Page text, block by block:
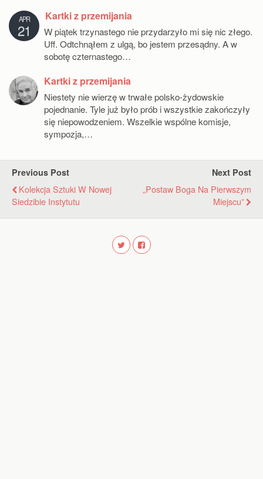
APR
21
Kartki z przemijania
W piątek trzynastego nie przydarzyło mi się nic złego.
Uff. Odtchnąłem z ulgą, bo jestem przesądny. A w
sobotę czternastego…
Kartki z przemijania
Niestety nie wierzę w trwałe polsko-żydowskie
pojednanie. Tyle już było prób i wszystkie zakończyły
się niepowodzeniem. Wszelkie wspólne komisje,
sympozja,…
Previous Post
Kolekcja Sztuki W Nowej
Siedzibie Instytutu
Next Post
„Postaw Boga Na Pierwszym
Miejscu”